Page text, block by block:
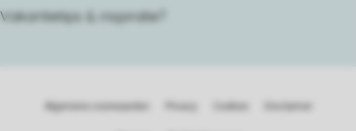
Vakantietips & inspiratie?